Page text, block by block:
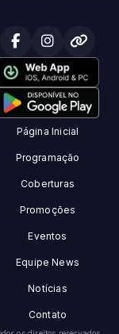
Página Inicial
Programação
Coberturas
Promoções
Eventos
Equipe News
Notícias
Contato